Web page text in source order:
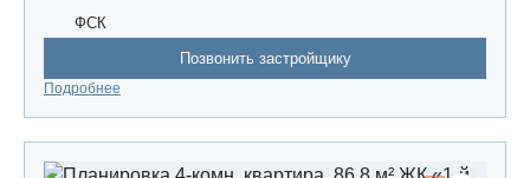
ФСК
Позвонить застройщику
Подробнее